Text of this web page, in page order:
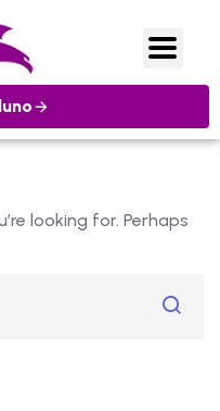
looking for. Perhaps